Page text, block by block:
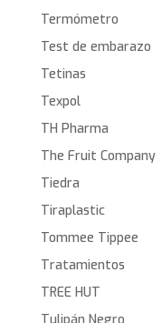
Termómetro
Test de embarazo
Tetinas
Texpol
TH Pharma
The Fruit Company
Tiedra
Tiraplastic
Tommee Tippee
Tratamientos
TREE HUT